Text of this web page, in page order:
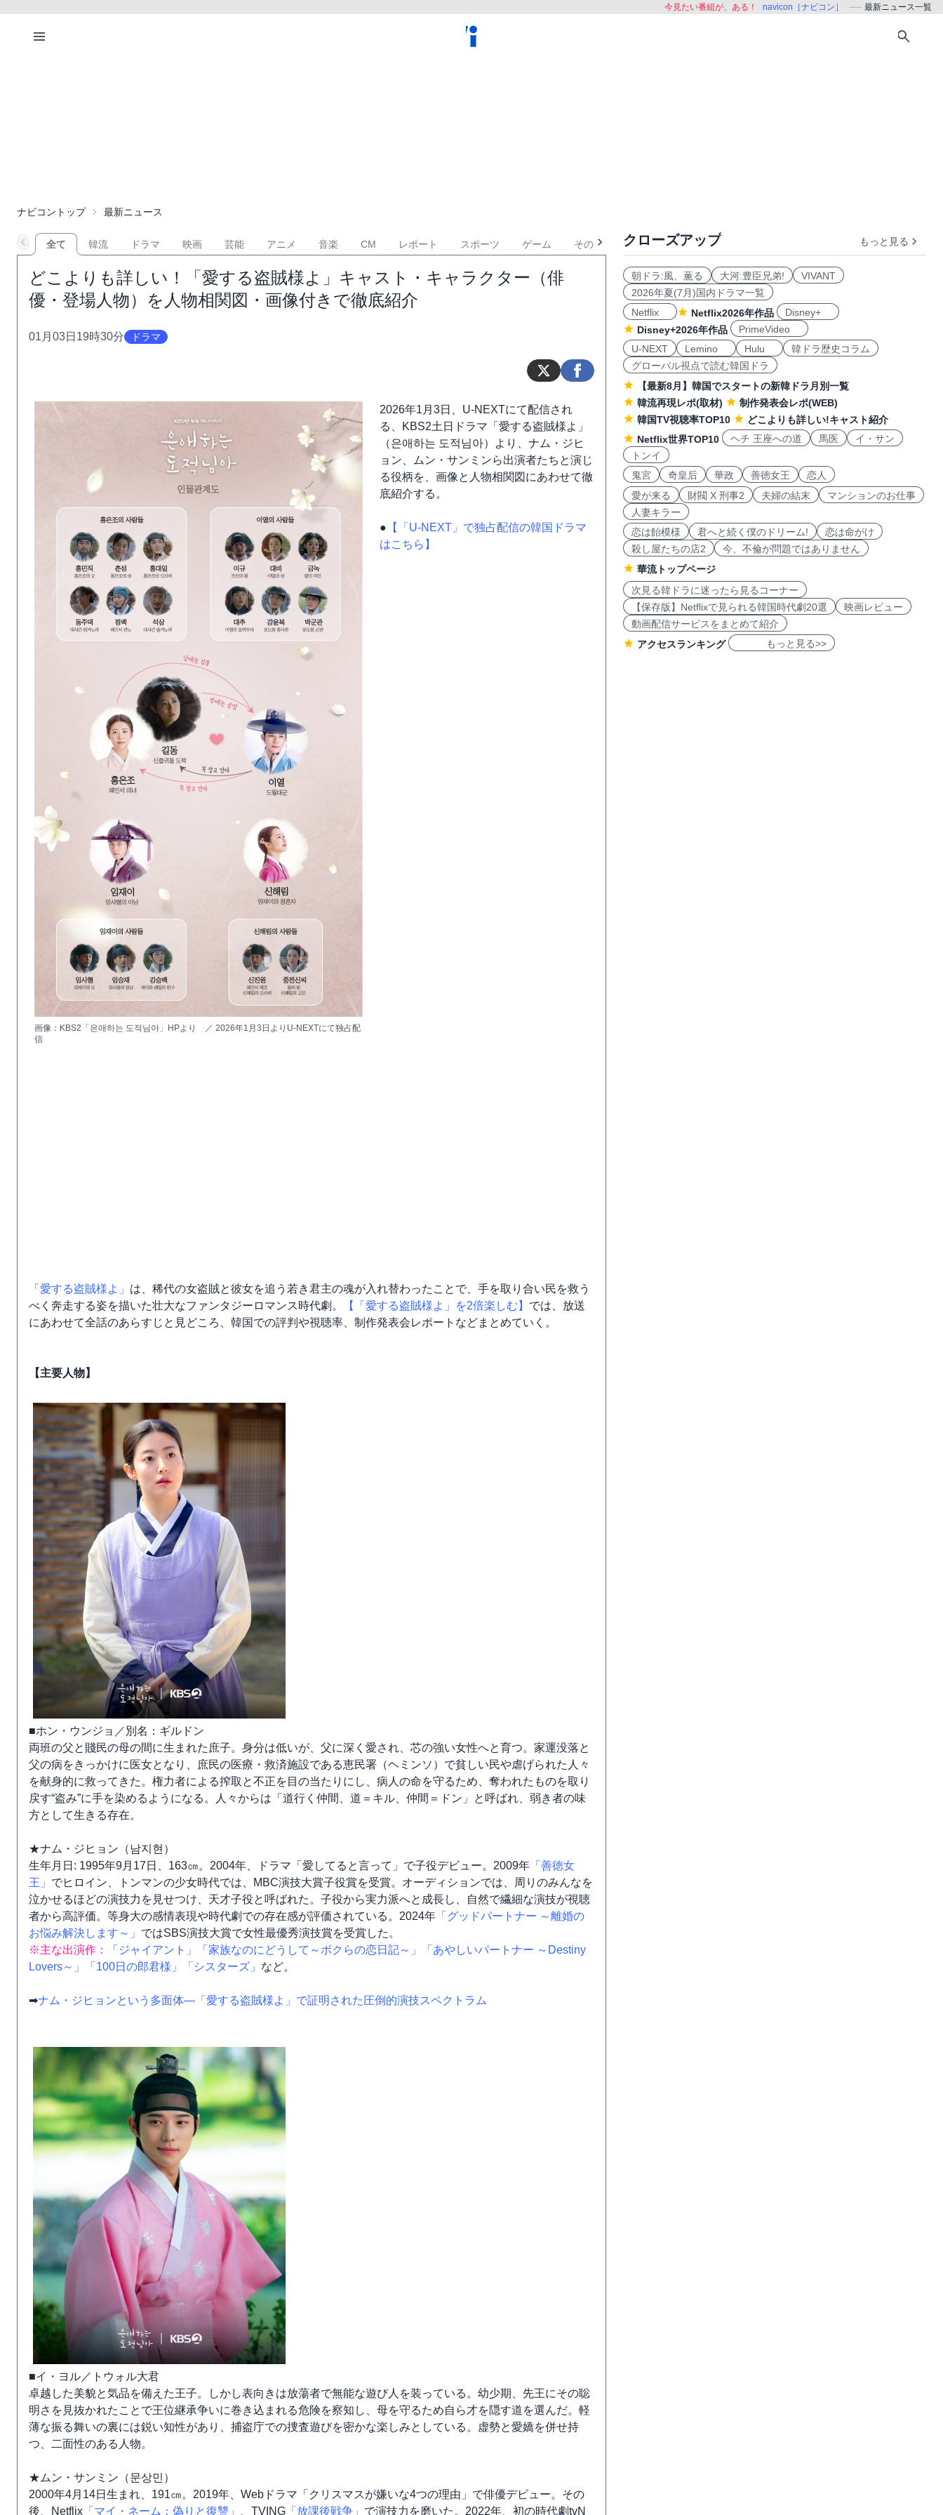
今見たい番組が、ある！ navicon［ナビコン］ 最新ニュース一覧
ナビコントップ 最新ニュース
全て 韓流 ドラマ 映画 芸能 アニメ 音楽 CM レポート スポーツ ゲーム その他
どこよりも詳しい！「愛する盗賊様よ」キャスト・キャラクター（俳
優・登場人物）を人物相関図・画像付きで徹底紹介
01月03日19時30分 ドラマ
画像：KBS2「은애하는 도적님아」HPより ／ 2026年1月3日よりU-NEXTにて独占配
信
2026年1月3日、U-NEXTにて配信され
る、KBS2土日ドラマ「愛する盗賊様よ」
（은애하는 도적님아）より、ナム・ジヒ
ョン、ムン・サンミンら出演者たちと演じ
る役柄を、画像と人物相関図にあわせて徹
底紹介する。
● 【「U-NEXT」で独占配信の韓国ドラマ
はこちら】
「愛する盗賊様よ」 は、稀代の女盗賊と彼女を追う若き君主の魂が入れ替わったことで、手を取り合い民を救う
べく奔走する姿を描いた壮大なファンタジーロマンス時代劇。
【「愛する盗賊様よ」を2倍楽しむ】 では、放送
にあわせて全話のあらすじと見どころ、韓国での評判や視聴率、制作発表会レポートなどまとめていく。
【主要人物】
■ホン・ウンジョ／別名：ギルドン
両班の父と賤民の母の間に生まれた庶子。身分は低いが、父に深く愛され、芯の強い女性へと育つ。家運没落と
父の病をきっかけに医女となり、庶民の医療・救済施設である恵民署（ヘミンソ）で貧しい民や虐げられた人々
を献身的に救ってきた。権力者による搾取と不正を目の当たりにし、病人の命を守るため、奪われたものを取り
戻す“盗み”に手を染めるようになる。人々からは「道行く仲間、道＝キル、仲間＝ドン」と呼ばれ、弱き者の味
方として生きる存在。
★ナム・ジヒョン（남지현）
生年月日: 1995年9月17日、163㎝。2004年、ドラマ「愛してると言って」で子役デビュー。2009年 「善徳女
王」 でヒロイン、トンマンの少女時代では、MBC演技大賞子役賞を受賞。オーディションでは、周りのみんなを
泣かせるほどの演技力を見せつけ、天才子役と呼ばれた。子役から実力派へと成長し、自然で繊細な演技が視聴
者から高評価。等身大の感情表現や時代劇での存在感が評価されている。2024年 「グッドパートナー ～離婚の
お悩み解決します～」 ではSBS演技大賞で女性最優秀演技賞を受賞した。
※主な出演作：
「ジャイアント」 「家族なのにどうして～ボクらの恋日記～」
「あやしいパートナー ～Destiny
Lovers～」
「100日の郎君様」 「シスターズ」 など。
➡ナム・ジヒョンという多面体―「愛する盗賊様よ」で証明された圧倒的演技スペクトラム
■イ・ヨル／トウォル大君
卓越した美貌と気品を備えた王子。しかし表向きは放蕩者で無能な遊び人を装っている。幼少期、先王にその聡
明さを見抜かれたことで王位継承争いに巻き込まれる危険を察知し、母を守るため自ら才を隠す道を選んだ。軽
薄な振る舞いの裏には鋭い知性があり、捕盗庁での捜査遊びを密かな楽しみとしている。虚勢と愛嬌を併せ持
つ、二面性のある人物。
★ムン・サンミン（문상민）
2000年4月14日生まれ、191㎝。2019年、Webドラマ「クリスマスが嫌いな4つの理由」で俳優デビュー。その
後、Netflix 「マイ・ネーム：偽りと復讐」 、TVING 「放課後戦争」 で演技力を磨いた。2022年、初の時代劇tvN
クローズアップ もっと見る
朝ドラ:風、薫る 大河:豊臣兄弟!
VIVANT
2026年夏(7月)国内ドラマ一覧
Netflix
Netflix2026年作品
Disney+
Disney+2026年作品
PrimeVideo
U-NEXT
Lemino Hulu
韓ドラ歴史コラム
グローバル視点で読む韓国ドラ
【最新8月】韓国でスタートの新韓ドラ月別一覧
韓流再現レポ(取材)
制作発表会レポ(WEB)
韓国TV視聴率TOP10
どこよりも詳しい!キャスト紹介
Netflix世界TOP10
ヘチ 王座への道 馬医
イ・サン
トンイ
鬼宮
奇皇后 華政 善徳女王
恋人
愛が来る
財閥 X 刑事2 夫婦の結末
マンションのお仕事
人妻キラー
恋は飴模様
君へと続く僕のドリーム!
恋は命がけ
殺し屋たちの店2
今、不倫が問題ではありません
華流トップページ
次見る韓ドラに迷ったら見るコーナー
【保存版】Netflixで見られる韓国時代劇20選
映画レビュー
動画配信サービスをまとめて紹介
アクセスランキング
もっと見る>>